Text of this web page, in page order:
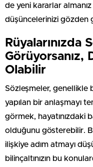
de yeni kararlar
düşüncelerinizi gözden
Rüyalarınızda
Görüyorsanız,
Olabilir
Sözleşmeler, genellikle
yapılan bir anlaşmayı
görmek, hayatınızdaki
olduğunu gösterebilir.
ilişkiye adım atmayı
bilinçaltınızın bu